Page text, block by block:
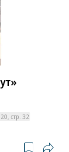
стр. 32